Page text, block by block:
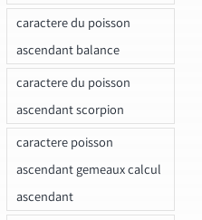
caractere du poisson
ascendant balance
caractere du poisson
ascendant scorpion
caractere poisson
ascendant gemeaux calcul
ascendant